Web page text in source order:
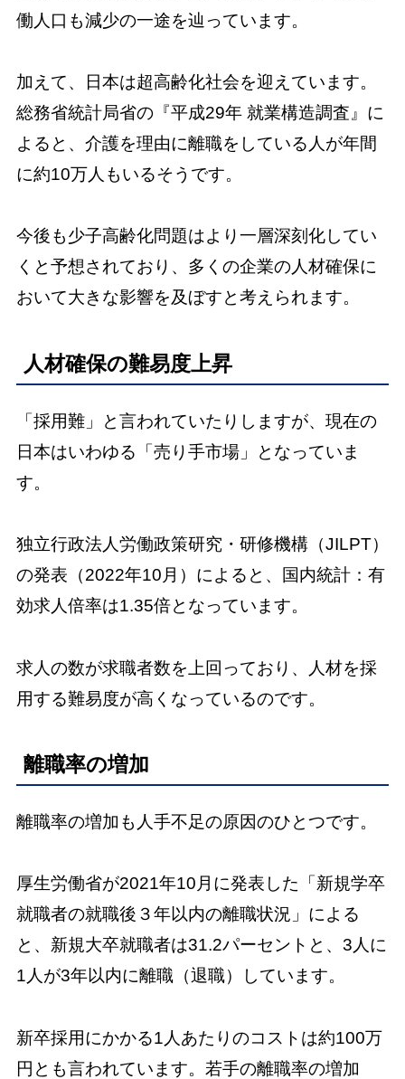
働人口も減少の一途を辿っています。
加えて、日本は超高齢化社会を迎えています。
総務省統計局省の『平成29年 就業構造調査』に
よると、介護を理由に離職をしている人が年間
に約10万人もいるそうです。
今後も少子高齢化問題はより一層深刻化してい
くと予想されており、多くの企業の人材確保に
おいて大きな影響を及ぼすと考えられます。
人材確保の難易度上昇
「採用難」と言われていたりしますが、現在の
日本はいわゆる「売り手市場」となっていま
す。
独立行政法人労働政策研究・研修機構（JILPT）
の発表（2022年10月）によると、国内統計：有
効求人倍率は1.35倍となっています。
求人の数が求職者数を上回っており、人材を採
用する難易度が高くなっているのです。
離職率の増加
離職率の増加も人手不足の原因のひとつです。
厚生労働省が2021年10月に発表した「新規学卒
就職者の就職後３年以内の離職状況」による
と、新規大卒就職者は31.2パーセントと、3人に
1人が3年以内に離職（退職）しています。
新卒採用にかかる1人あたりのコストは約100万
円とも言われています。若手の離職率の増加